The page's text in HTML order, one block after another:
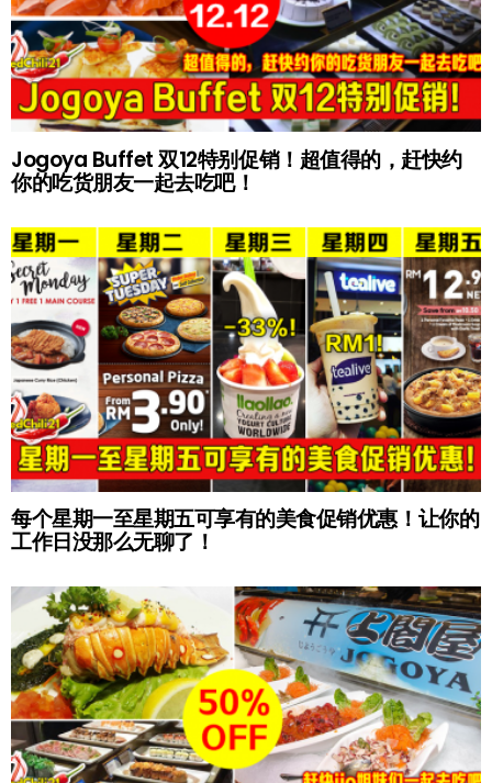
Jogoya Buffet 双12特别促销！超值得的，赶快约
你的吃货朋友一起去吃吧！
每个星期一至星期五可享有的美食促销优惠！让你的
工作日没那么无聊了！